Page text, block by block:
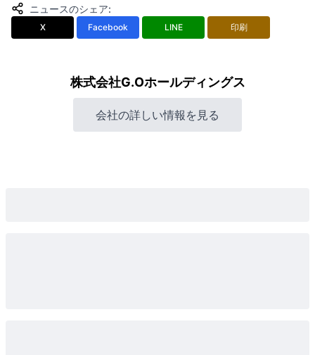
ニュースのシェア:
X Facebook LINE 印刷
株式会社G.Oホールディングス
会社の詳しい情報を見る